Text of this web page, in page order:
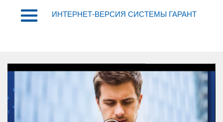
ИНТЕРНЕТ-ВЕРСИЯ СИСТЕМЫ ГАРАНТ